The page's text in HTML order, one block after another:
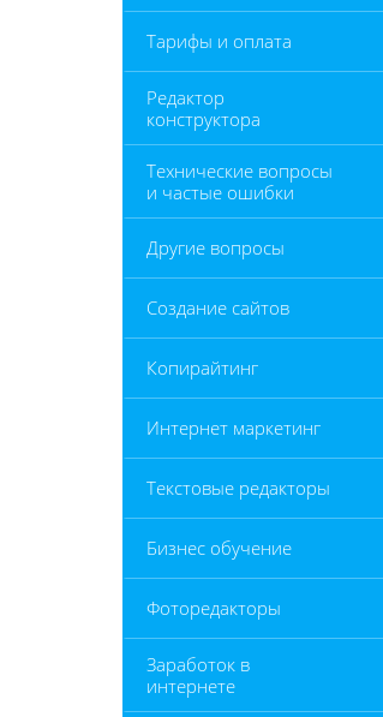
Тарифы и оплата
Редактор
конструктора
Технические вопросы
и частые ошибки
Другие вопросы
Создание сайтов
Копирайтинг
Интернет маркетинг
Текстовые редакторы
Бизнес обучение
Фоторедакторы
Заработок в
интернете